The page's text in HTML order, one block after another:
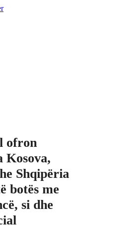
ofron
Kosova,
Shqipëria
botës me
si dhe